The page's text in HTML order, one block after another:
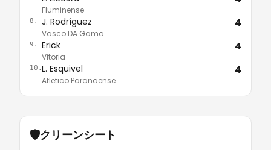
Fluminense
8. J. Rodríguez
Vasco DA Gama
4
9. Erick
Vitoria
4
10.L. Esquivel
Atletico Paranaense
4
🛡️クリーンシート